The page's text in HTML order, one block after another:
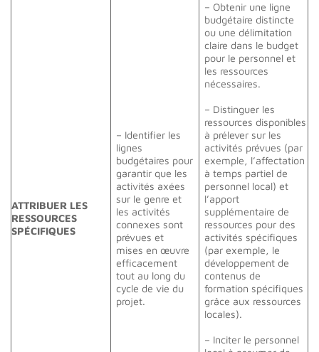
ATTRIBUER LES
RESSOURCES
SPÉCIFIQUES
– Identifier les
lignes
budgétaires pour
garantir que les
activités axées
sur le genre et
les activités
connexes sont
prévues et
mises en œuvre
efficacement
tout au long du
cycle de vie du
projet.
– Obtenir une ligne
budgétaire distincte
ou une délimitation
claire dans le budget
pour le personnel et
les ressources
nécessaires.
– Distinguer les
ressources disponibles
à prélever sur les
activités prévues (par
exemple, l’affectation
à temps partiel de
personnel local) et
l’apport
supplémentaire de
ressources pour des
activités spécifiques
(par exemple, le
développement de
contenus de
formation spécifiques
grâce aux ressources
locales).
– Inciter le personnel